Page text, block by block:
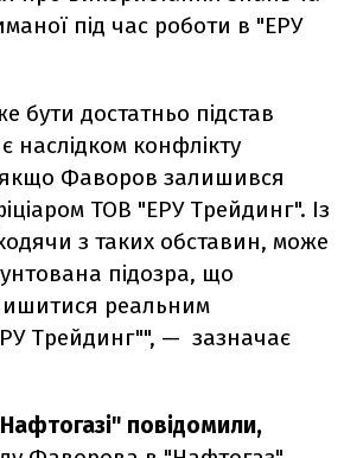
під час роботи в "ЕРУ
бути достатньо підстав
наслідком конфлікту
якщо Фаворов залишився
ТОВ "ЕРУ Трейдинг". Із
з таких обставин, може
підозра, що
реальним
Трейдинг"", — зазначає
повідомили,